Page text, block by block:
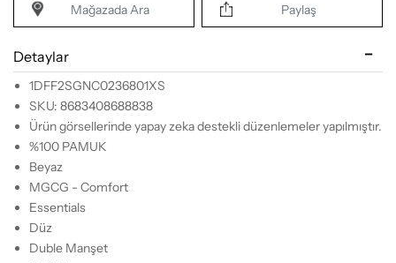
Mağazada Ara Paylaş
Detaylar
1DFF2SGNC0236801XS
SKU: 8683408688838
Ürün görsellerinde yapay zeka destekli düzenlemeler yapılmıştır.
%100 PAMUK
Beyaz
MGCG - Comfort
Essentials
Düz
Duble Manşet